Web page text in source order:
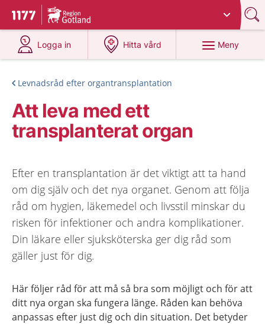
Till startsidan för 1177
Du har valt region
Logga in
på 1177.se
Hitta vård
på 1177.se
Meny
Levnadsråd efter organtransplantation
Att leva med ett
transplanterat organ
Efter en transplantation är det viktigt att ta hand
om dig själv och det nya organet. Genom att följa
råd om hygien, läkemedel och livsstil minskar du
risken för infektioner och andra komplikationer.
Din läkare eller sjuksköterska ger dig råd som
gäller just för dig.
Här följer råd för att må så bra som möjligt och för att
ditt nya organ ska fungera länge. Råden kan behöva
anpassas efter just dig och din situation. Det betyder